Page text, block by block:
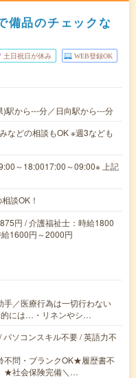
備品のチェックな
土日祝日が休み WEB登録OK
駅から---分／日向駅から---分
などの相談もOK ※週3なども
～18:0017:00～09:00※ 上記
談OK！
円 / 介護福祉士：時給1800
1600円～2000円
手／医療行為は一切行わない
には…・リネンやシ…
ソコンスキル不要 / 英語力不
問・ブランクOK★履歴書不
★社会保険完備＼…